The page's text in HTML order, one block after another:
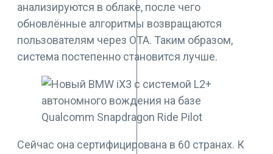
анализируются в облаке, после чего
обновлённые алгоритмы возвращаются
пользователям через OTA. Таким образом,
система постепенно становится лучше.
Сейчас она сертифицирована в 60 странах. К